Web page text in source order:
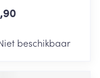
beschikbaar